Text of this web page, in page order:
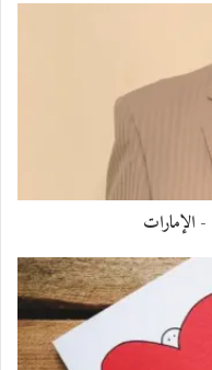
الإمارات